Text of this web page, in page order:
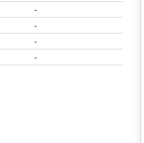
-
-
-
-